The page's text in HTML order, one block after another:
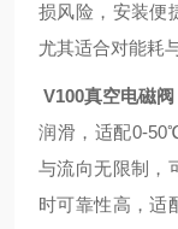
损风险，安装便
尤其适合对能耗
V100真空电磁阀
润滑，适配0-
与流向无限制，
时可靠性高，适